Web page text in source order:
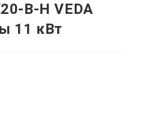
B-H VEDA
11 кВт